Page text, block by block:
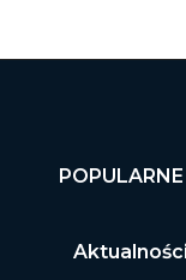
Aktualności